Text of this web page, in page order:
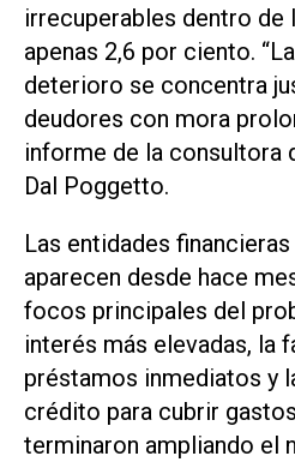
irrecuperables dentro de
apenas 2,6 por ciento.
deterioro se concentra
deudores con mora
informe de la consultora
Dal Poggetto.
Las entidades
aparecen desde hace
focos principales del
interés más elevadas, la
préstamos inmediatos y
crédito para cubrir
terminaron ampliando el